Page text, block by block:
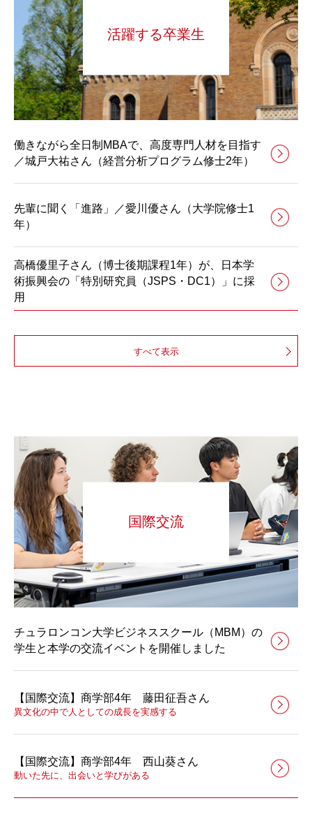
活躍する卒業生
働きながら全日制MBAで、高度専門人材を目指す
／城戸大祐さん（経営分析プログラム修士2年）
先輩に聞く「進路」／愛川優さん（大学院修士1
年）
高橋優里子さん（博士後期課程1年）が、日本学
術振興会の「特別研究員（JSPS・DC1）」に採
用
すべて表示
国際交流
チュラロンコン大学ビジネススクール（MBM）の
学生と本学の交流イベントを開催しました
【国際交流】商学部4年 藤田征吾さん
異文化の中で人としての成長を実感する
【国際交流】商学部4年 西山葵さん
動いた先に、出会いと学びがある